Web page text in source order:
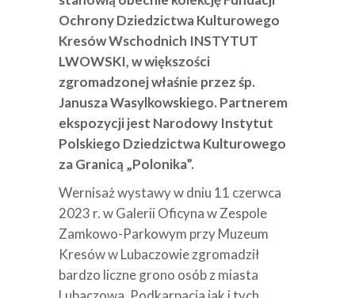
Ochrony Dziedzictwa Kulturowego
Kresów Wschodnich INSTYTUT
LWOWSKI, w większości
zgromadzonej właśnie przez śp.
Janusza Wasylkowskiego. Partnerem
ekspozycji jest Narodowy Instytut
Polskiego Dziedzictwa Kulturowego
za Granicą „Polonika”.
Wernisaż wystawy w dniu 11 czerwca
2023 r. w Galerii Oficyna w Zespole
Zamkowo-Parkowym przy Muzeum
Kresów w Lubaczowie zgromadził
bardzo liczne grono osób z miasta